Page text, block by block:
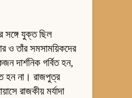
সঙ্গে যুক্ত ছিল
ও তাঁর সমসাময়িকদের
দার্শনিক গর্বিত হন,
হন না। রাজপুত্র
রাজকীয় মর্যাদা